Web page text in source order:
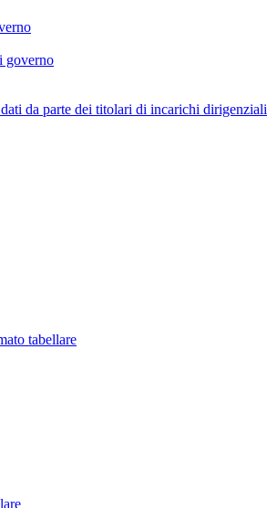
governo
da parte dei titolari di incarichi dirigenziali
tabellare